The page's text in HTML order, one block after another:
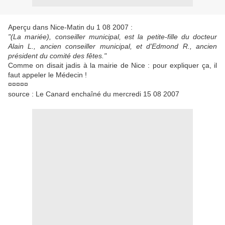
Aperçu dans Nice-Matin du 1 08 2007 :
"(La mariée), conseiller municipal, est la petite-fille du docteur
Alain L., ancien conseiller municipal, et d'Edmond R., ancien
président du comité des fêtes."
Comme on disait jadis à la mairie de Nice : pour expliquer ça, il
faut appeler le Médecin !
¤¤¤¤¤
source : Le Canard enchaîné du mercredi 15 08 2007